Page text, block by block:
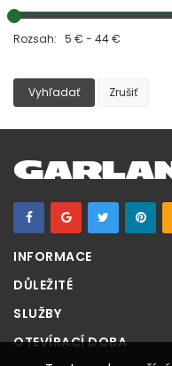
Rozsah: 5 € - 44 €
Vyhľadať Zrušiť
INFORMACE
DŮLEŽITÉ
SLUŽBY
OTEVÍRACÍ DOBA